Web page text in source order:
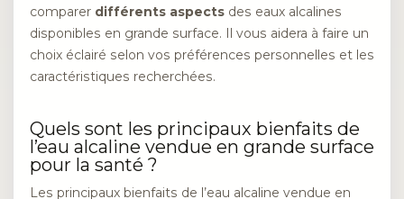
comparer différents aspects des eaux alcalines
disponibles en grande surface. Il vous aidera à faire un
choix éclairé selon vos préférences personnelles et les
caractéristiques recherchées.
Quels sont les principaux bienfaits de
l’eau alcaline vendue en grande surface
pour la santé ?
Les principaux bienfaits de l’eau alcaline vendue en